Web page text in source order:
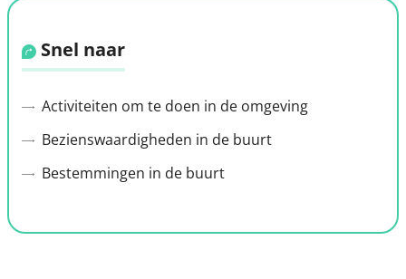
Snel naar
Activiteiten om te doen in de omgeving
Bezienswaardigheden in de buurt
Bestemmingen in de buurt